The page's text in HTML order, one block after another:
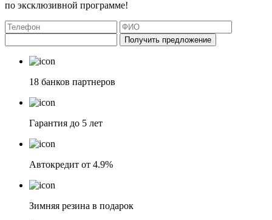
по эксклюзивной программе!
Получить предложение
18 банков партнеров
Гарантия до 5 лет
Автокредит от 4.9%
Зимняя резина в подарок